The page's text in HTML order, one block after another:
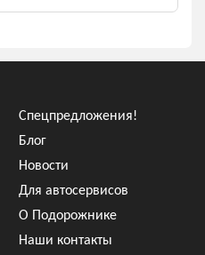
Спецпредложения!
Блог
Новости
Для автосервисов
О Подорожнике
Наши контакты